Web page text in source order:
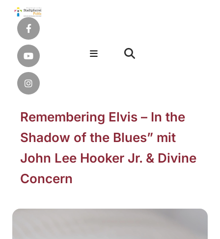
Remembering Elvis – In the
Shadow of the Blues” mit
John Lee Hooker Jr. & Divine
Concern